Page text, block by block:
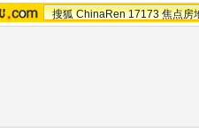
搜狐 ChinaRen 17173 焦点房